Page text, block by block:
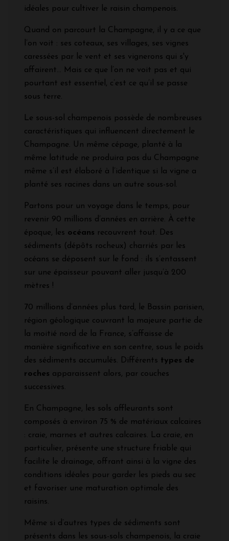
idéales pour cultiver le raisin champenois.
Quand on parcourt la Champagne, il y a ce que
l’on voit : ses coteaux, ses villages, ses vignes
caressées par le vent et ses vignerons qui s'y
affairent... Mais ce que l’on ne voit pas et qui
pourtant est essentiel, c’est ce qu’il se passe
sous terre.
Le sous-sol champenois possède de nombreuses
caractéristiques qui influencent directement le
Champagne. Un même cépage, planté à la
même latitude ne produira pas du Champagne
même s’il est élaboré à l’identique si la vigne a
planté ses racines dans un autre sous-sol.
Partons pour un voyage dans le temps, pour
revenir 90 millions d’années en arrière. À cette
époque, les océans recouvrent tout. Des
sédiments (dépôts rocheux) charriés par les
océans se déposent sur le fond : ils s’entassent
sur une épaisseur pouvant aller jusqu’à 200
mètres !
70 millions d’années plus tard, le Bassin parisien,
région géologique couvrant la majeure partie de
la moitié nord de la France, s’affaisse de
manière significative en son centre, sous le poids
des sédiments accumulés. Différents types de
roches apparaissent alors, par couches
successives.
En Champagne, les sols affleurants sont
composés à environ 75 % de matériaux calcaires
: craie, marnes et autres calcaires. La craie, en
particulier, présente une structure friable qui
facilite le drainage, offrant ainsi à la vigne des
conditions idéales pour garder les pieds au sec
et favoriser une maturation optimale des
raisins.
Même si d’autres types de sédiments sont
présents dans les sous-sols champenois, la craie